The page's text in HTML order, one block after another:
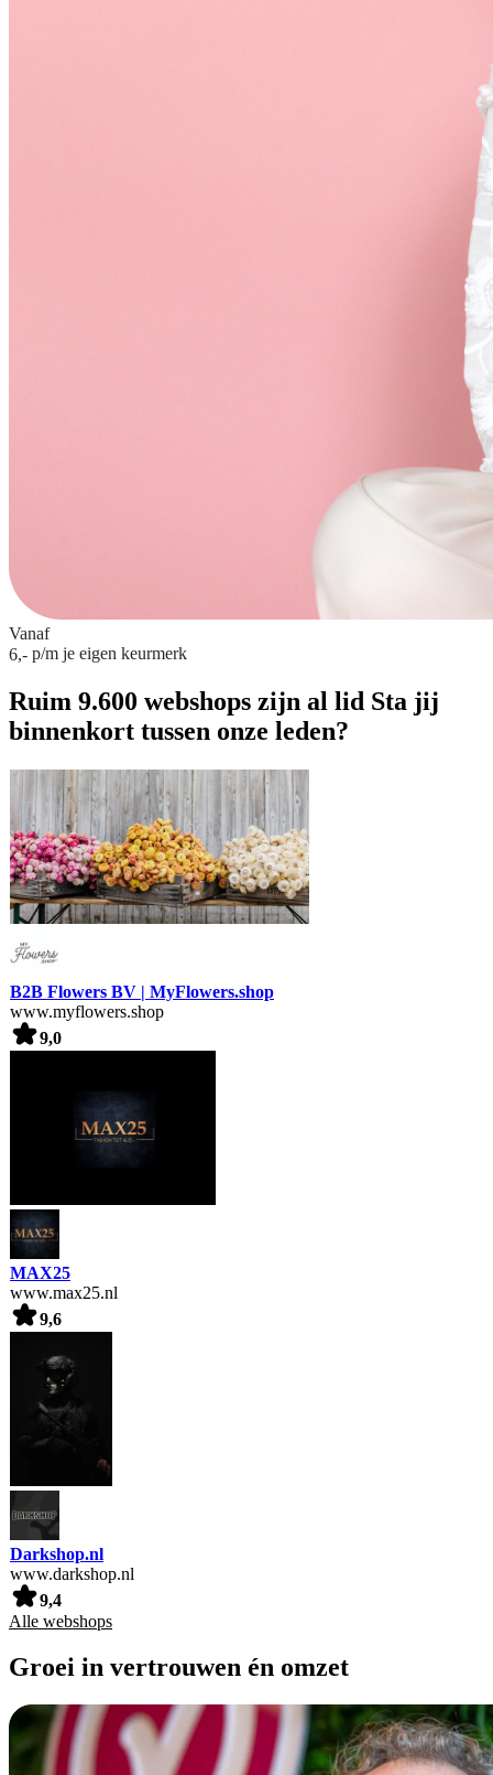
Vanaf
6,- p/m je eigen keurmerk
Ruim 9.600 webshops zijn al lid Sta jij
binnenkort tussen onze leden?
B2B Flowers BV | MyFlowers.shop
www.myflowers.shop
9,0
MAX25
www.max25.nl
9,6
Darkshop.nl
www.darkshop.nl
9,4
Alle webshops
Groei in vertrouwen én omzet